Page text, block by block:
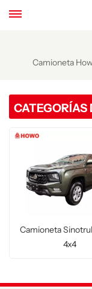
Camioneta
CATEGORÍAS
Camioneta
4x4